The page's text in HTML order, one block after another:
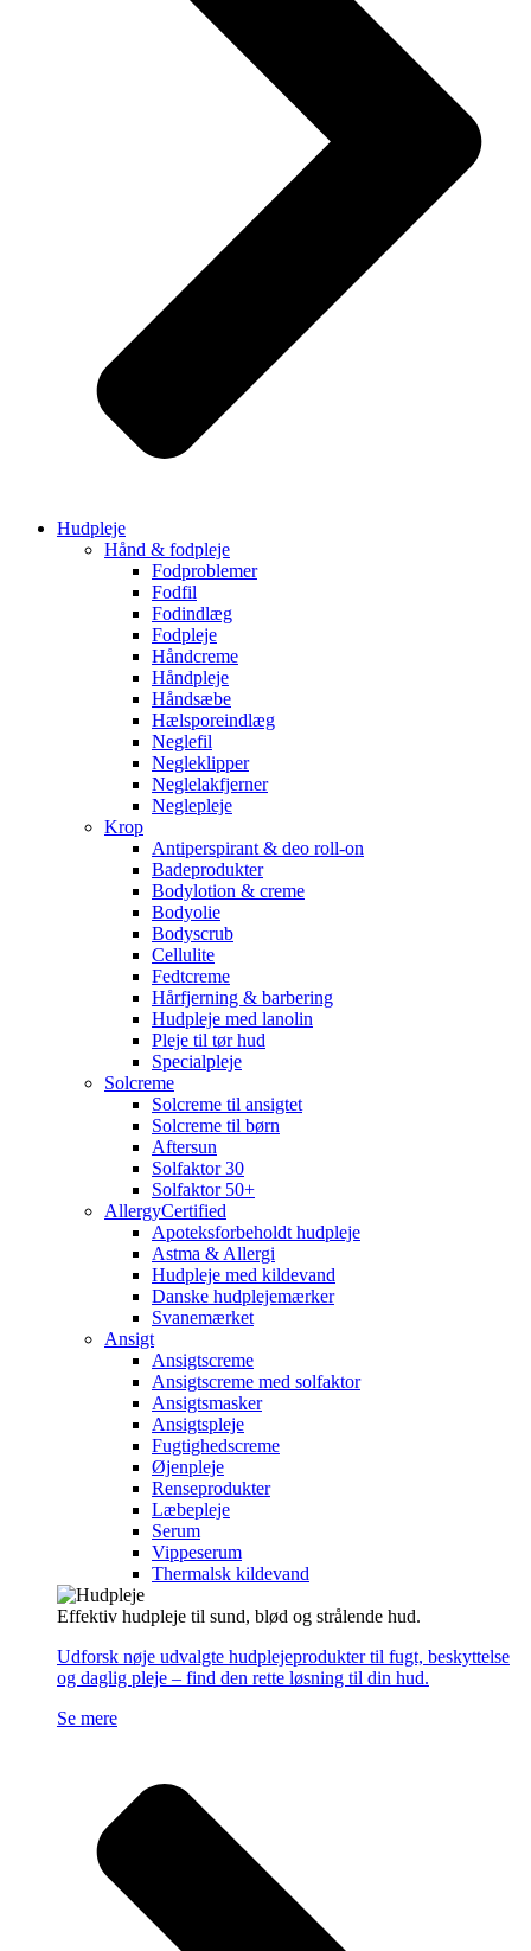
Hudpleje
Hånd & fodpleje
Fodproblemer
Fodfil
Fodindlæg
Fodpleje
Håndcreme
Håndpleje
Håndsæbe
Hælsporeindlæg
Neglefil
Negleklipper
Neglelakfjerner
Neglepleje
Krop
Antiperspirant & deo roll-on
Badeprodukter
Bodylotion & creme
Bodyolie
Bodyscrub
Cellulite
Fedtcreme
Hårfjerning & barbering
Hudpleje med lanolin
Pleje til tør hud
Specialpleje
Solcreme
Solcreme til ansigtet
Solcreme til børn
Aftersun
Solfaktor 30
Solfaktor 50+
AllergyCertified
Apoteksforbeholdt hudpleje
Astma & Allergi
Hudpleje med kildevand
Danske hudplejemærker
Svanemærket
Ansigt
Ansigtscreme
Ansigtscreme med solfaktor
Ansigtsmasker
Ansigtspleje
Fugtighedscreme
Øjenpleje
Renseprodukter
Læbepleje
Serum
Vippeserum
Thermalsk kildevand
Effektiv hudpleje til sund, blød og strålende hud.
Udforsk nøje udvalgte hudplejeprodukter til fugt, beskyttelse
og daglig pleje – find den rette løsning til din hud.
Se mere